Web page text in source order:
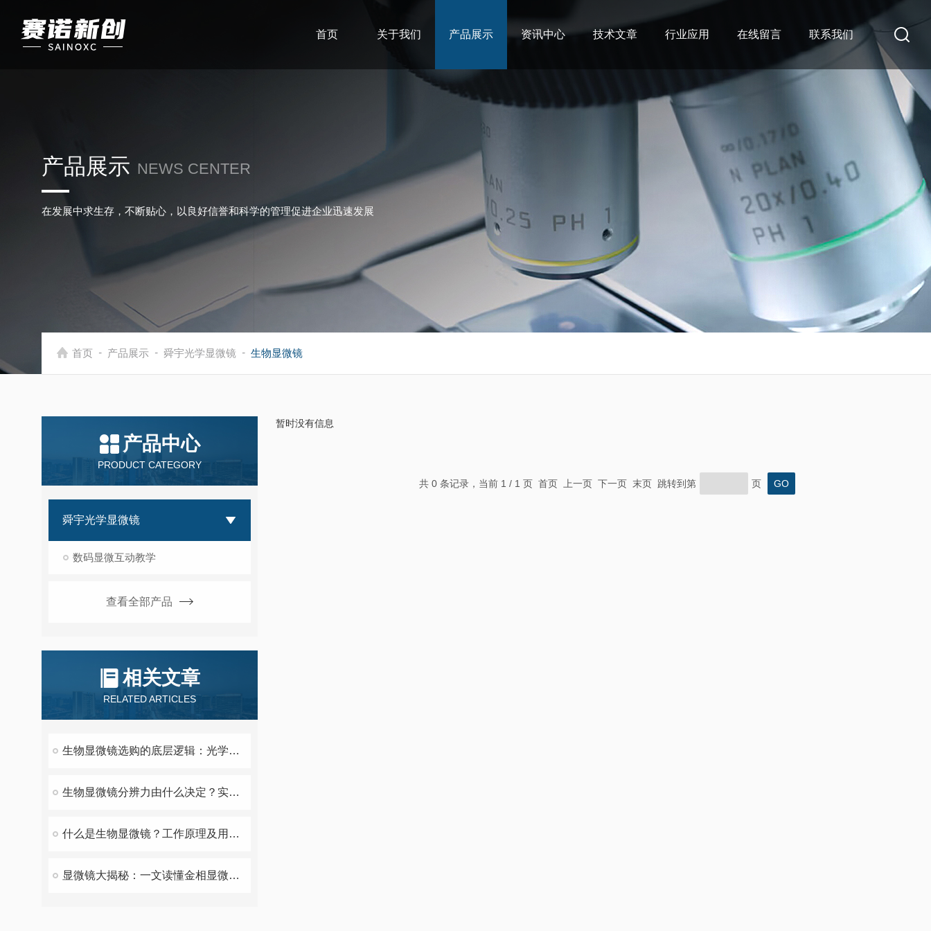
首页 关于我们 产品展示 资讯中心 技术文章 行业应用 在线留言 联系我们
产品展示 NEWS CENTER
在发展中求生存，不断贴心，以良好信誉和科学的管理促进企业迅速发展
首页 - 产品展示 - 舜宇光学显微镜 - 生物显微镜
产品中心
PRODUCT CATEGORY
舜宇光学显微镜
数码显微互动教学
查看全部产品
相关文章
RELATED ARTICLES
生物显微镜选购的底层逻辑：光学系统、机械结构与场景匹配
生物显微镜分辨力由什么决定？实测纠正倍率认知误区
什么是生物显微镜？工作原理及用途介绍
显微镜大揭秘：一文读懂金相显微镜和生物显微镜的本质区别
暂时没有信息
共 0 条记录，当前 1 / 1 页 首页 上一页 下一页 末页 跳转到第 页